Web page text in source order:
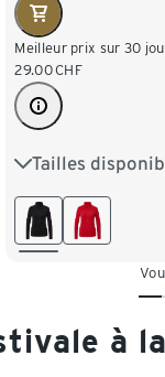
Meilleur prix sur 30
29.00CHF
Tailles
S 36/38 M 40/
L 44/46
à